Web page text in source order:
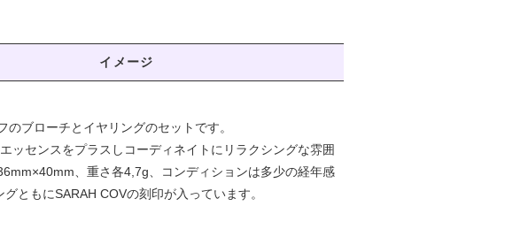
イメージ
ブローチとイヤリングのセットです。
ッセンスをプラスしコーディネイトにリラクシングな雰囲
、重さ各4,7g、コンディションは多少の経年感
ともにSARAH COVの刻印が入っています。